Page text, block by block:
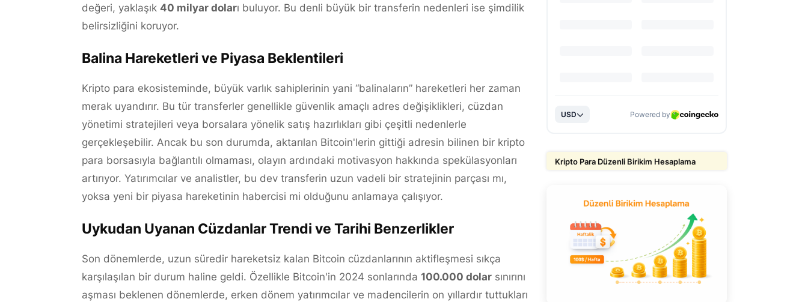
değeri, yaklaşık 40 milyar doları buluyor. Bu denli büyük bir transferin nedenleri ise şimdilik
belirsizliğini koruyor.
Balina Hareketleri ve Piyasa Beklentileri
Kripto para ekosisteminde, büyük varlık sahiplerinin yani “balinaların” hareketleri her zaman
merak uyandırır. Bu tür transferler genellikle güvenlik amaçlı adres değişiklikleri, cüzdan
yönetimi stratejileri veya borsalara yönelik satış hazırlıkları gibi çeşitli nedenlerle
gerçekleşebilir. Ancak bu son durumda, aktarılan Bitcoin'lerin gittiği adresin bilinen bir kripto
para borsasıyla bağlantılı olmaması, olayın ardındaki motivasyon hakkında spekülasyonları
artırıyor. Yatırımcılar ve analistler, bu dev transferin uzun vadeli bir stratejinin parçası mı,
yoksa yeni bir piyasa hareketinin habercisi mi olduğunu anlamaya çalışıyor.
Uykudan Uyanan Cüzdanlar Trendi ve Tarihi Benzerlikler
Son dönemlerde, uzun süredir hareketsiz kalan Bitcoin cüzdanlarının aktifleşmesi sıkça
karşılaşılan bir durum haline geldi. Özellikle Bitcoin'in 2024 sonlarında 100.000 dolarsınırını
aşması beklenen dönemlerde, erken dönem yatırımcılar ve madencilerin on yıllardır tuttukları
Kripto Para Düzenli Birikim Hesaplama